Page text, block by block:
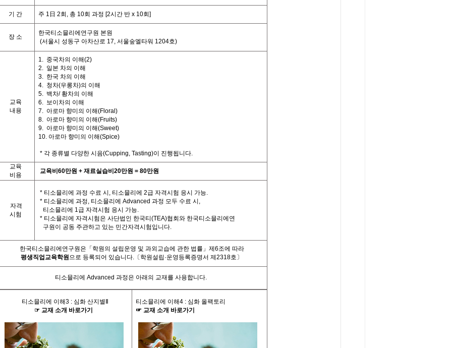
기 간 주 1 日 2회 , 총 10회 과정 [2시간 반x 10회 ]
장 소
한국티소믈리에연구원 본원
(서울시 성동구 아차산로 17, 서울숲엘타워 1204호)
교육
내용
1. 중국차의 이해(2)
2. 일본 차의 이해
3. 한국 차의 이해
4. 청차(우롱차)의 이해
5. 백차/ 황차의 이해
6. 보이차의 이해
7. 아로마 향미의 이해(Floral)
8. 아로마 향미의 이해(Fruits)
9. 아로마 향미의 이해(Sweet)
10. 아로마 향미의 이해(Spice)
* 각 종류별 다양한 시음(Cupping, Tasting)이 진행됩니다.
교육
비용
교육비 60만원 + 재료실습비 20만원 = 80만원
자격
시험
* 티소믈리에 과정 수료 시 , 티소믈리에 2급 자격시험 응시 가능.
* 티소믈리에 과정, 티소믈리에 Advanced 과정 모두 수료 시 ,
티소믈리에 1급 자격시험 응시 가능.
* 티소믈리에 자격시험은 사단법인 한국티 (TEA)협회와 한국티소믈리에연
구원이 공동 주관하고 있는 민간자격시험입니다.
한국티소믈리에연구원은「학원의 설립운영 및 과외교습에 관한 법률」제 6조에 따라
평생직업교육학원으로 등록되어 있습니다. 〔학원설립·운영등록증명서 제2318호〕
티소믈리에 Advanced 과정은 아래의 교재를 사용합니다.
티소믈리에 이해3 : 심화 산지별
☞ 교재 소개 바로가기
티소믈리에 이해4 : 심화 올팩토리
☞ 교재 소개 바로가기